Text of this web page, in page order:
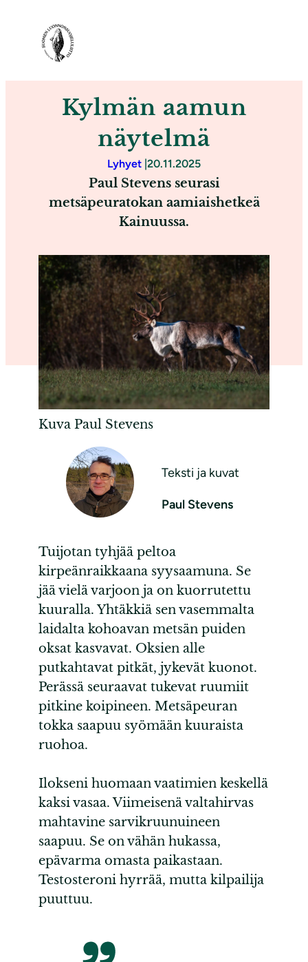
Kylmän aamun
näytelmä
Lyhyet 20.11.2025
Paul Stevens seurasi
metsäpeuratokan aamiaishetkeä
Kainuussa.
Kuva Paul Stevens
Teksti ja kuvat
Paul Stevens
Tuijotan tyhjää peltoa
kirpeänraikkaana syysaamuna. Se
jää vielä varjoon ja on kuorrutettu
kuuralla. Yhtäkkiä sen vasemmalta
laidalta kohoavan metsän puiden
oksat kasvavat. Oksien alle
putkahtavat pitkät, jykevät kuonot.
Perässä seuraavat tukevat ruumiit
pitkine koipineen. Metsäpeuran
tokka saapuu syömään kuuraista
ruohoa.
Ilokseni huomaan vaatimien keskellä
kaksi vasaa. Viimeisenä valtahirvas
mahtavine sarvikruunuineen
saapuu. Se on vähän hukassa,
epävarma omasta paikastaan.
Testosteroni hyrrää, mutta kilpailija
puuttuu.